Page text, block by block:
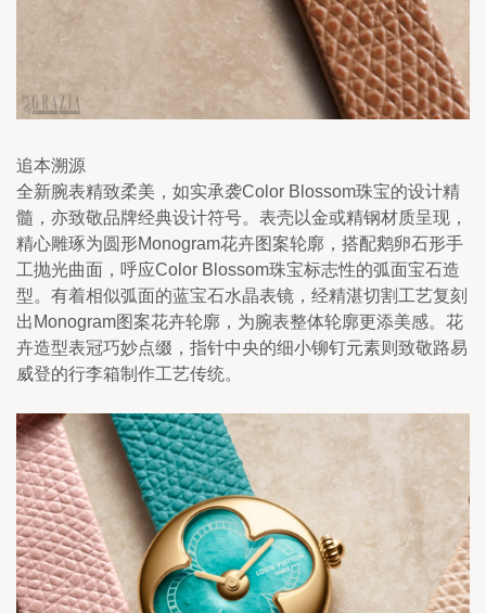
追本溯源
全新腕表精致柔美，如实承袭Color Blossom珠宝的设计精
髓，亦致敬品牌经典设计符号。表壳以金或精钢材质呈现，
精心雕琢为圆形Monogram花卉图案轮廓，搭配鹅卵石形手
工抛光曲面，呼应Color Blossom珠宝标志性的弧面宝石造
型。有着相似弧面的蓝宝石水晶表镜，经精湛切割工艺复刻
出Monogram图案花卉轮廓，为腕表整体轮廓更添美感。花
卉造型表冠巧妙点缀，指针中央的细小铆钉元素则致敬路易
威登的行李箱制作工艺传统。